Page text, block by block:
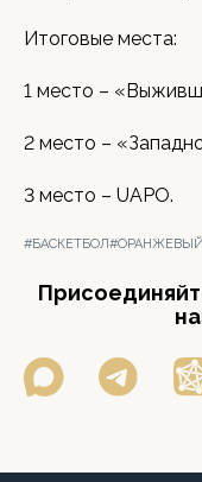
Итоговые места:
1 место –
2 место –
3 место – UAPO.
#БАСКЕТБОЛ